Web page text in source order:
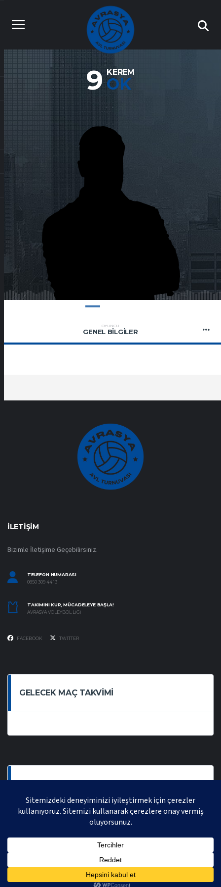
9 KEREM
OK
OYUNCU
GENEL BILGILER
İLETIŞIM
Bizimle İletişime Geçebilirsiniz.
TELEFON NUMARASI
0850 309 44 13
TAKIMINI KUR, MÜCADELEYE BAŞLA!
AVRASYA VOLEYBOL LIGI
FACEBOOK TWITTER
GELECEK MAÇ TAKVIMI
AVRASYA VOLEYBOL LIGI 2021 | AVRASYA SPORTIF FAALIYETLER ORGANIZASYONUDUR,
TÜM HAKLARI SAKLIDIR.